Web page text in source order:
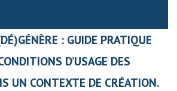
: GUIDE PRATIQUE
D’USAGE DES
UN CONTEXTE DE CRÉATION.